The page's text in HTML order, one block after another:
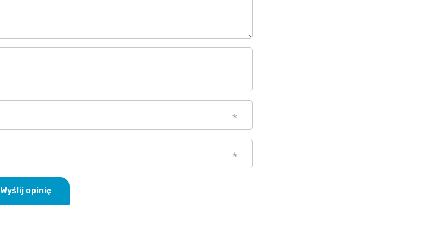
Wyślij opinię